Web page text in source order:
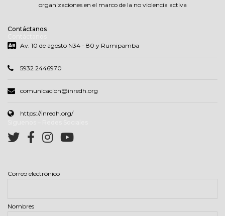
organizaciones en el marco de la no violencia activa
Contáctanos
Av. 10 de agosto N34 - 80 y Rumipamba
5932 2446970
comunicacion@inredh.org
https://inredh.org/
Correo electrónico
Nombres